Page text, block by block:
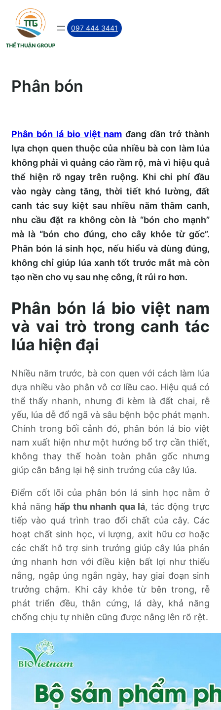
Skip
content
097 444 3441
Phân bón
Phân bón lá bio việt nam đang dần trở thành
lựa chọn quen thuộc của nhiều bà con làm lúa
không phải vì quảng cáo rầm rộ, mà vì hiệu quả
thể hiện rõ ngay trên ruộng. Khi chi phí đầu
vào ngày càng tăng, thời tiết khó lường, đất
canh tác suy kiệt sau nhiều năm thâm canh,
nhu cầu đặt ra không còn là “bón cho mạnh”
mà là “bón cho đúng, cho cây khỏe từ gốc”.
Phân bón lá sinh học, nếu hiểu và dùng đúng,
không chỉ giúp lúa xanh tốt trước mắt mà còn
tạo nền cho vụ sau nhẹ công, ít rủi ro hơn.
Phân bón lá bio việt nam
và vai trò trong canh tác
lúa hiện đại
Nhiều năm trước, bà con quen với cách làm lúa
dựa nhiều vào phân vô cơ liều cao. Hiệu quả có
thể thấy nhanh, nhưng đi kèm là đất chai, rễ
yếu, lúa dễ đổ ngã và sâu bệnh bộc phát mạnh.
Chính trong bối cảnh đó, phân bón lá bio việt
nam xuất hiện như một hướng bổ trợ cần thiết,
không thay thế hoàn toàn phân gốc nhưng
giúp cân bằng lại hệ sinh trưởng của cây lúa.
Điểm cốt lõi của phân bón lá sinh học nằm ở
khả năng hấp thu nhanh qua lá, tác động trực
tiếp vào quá trình trao đổi chất của cây. Các
hoạt chất sinh học, vi lượng, axit hữu cơ hoặc
các chất hỗ trợ sinh trưởng giúp cây lúa phản
ứng nhanh hơn với điều kiện bất lợi như thiếu
nắng, ngập úng ngắn ngày, hay giai đoạn sinh
trưởng chậm. Khi cây khỏe từ bên trong, rễ
phát triển đều, thân cứng, lá dày, khả năng
chống chịu tự nhiên cũng được nâng lên rõ rệt.